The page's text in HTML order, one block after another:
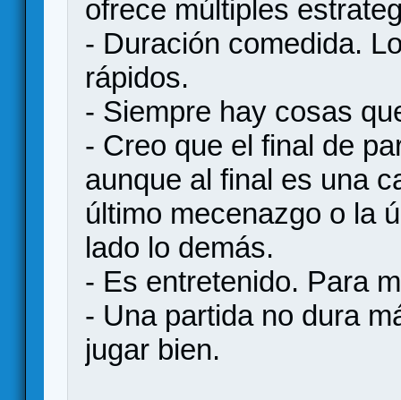
ofrece múltiples
- Duración comedida.
rápidos.
- Siempre hay cosas
- Creo que el final de
aunque al final es una
último mecenazgo o la
lado lo demás.
- Es entretenido. Para
- Una partida no dura
jugar bien.